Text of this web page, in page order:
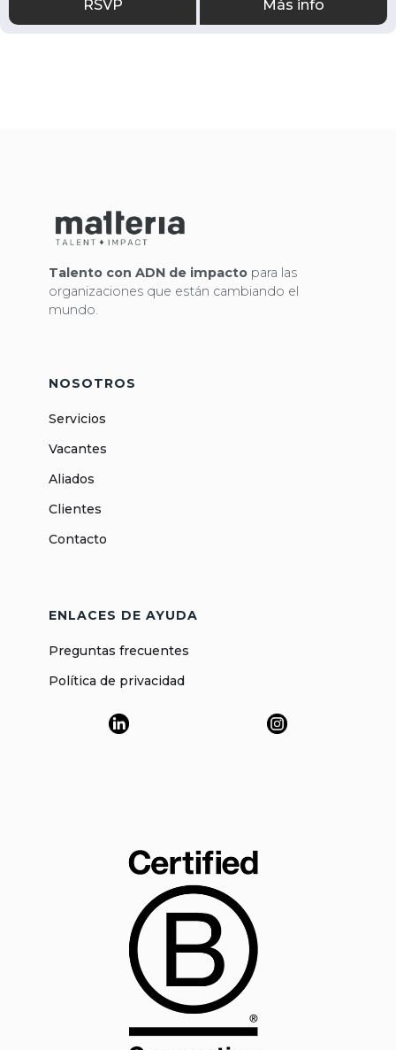
RSVP Más info
Talento con ADN de impacto para las
organizaciones que están cambiando el
mundo.
NOSOTROS
Servicios
Vacantes
Aliados
Clientes
Contacto
ENLACES DE AYUDA
Preguntas frecuentes
Política de privacidad